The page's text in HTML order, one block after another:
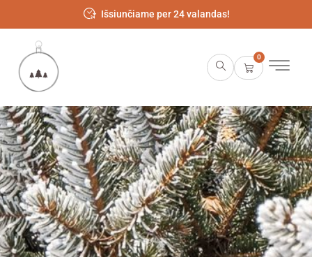
Išsiunčiame per 24 valandas!
0